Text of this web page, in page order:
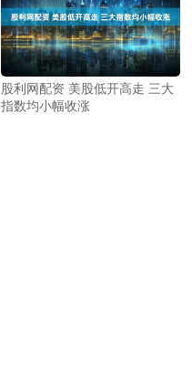
股利网配资 美股低开高走 三大
指数均小幅收涨